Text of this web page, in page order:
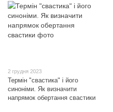
2 грудня 2023
Термін "свастика" і його
синоніми. Як визначити
напрямок обертання свастики